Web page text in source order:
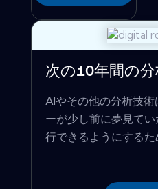
次の10年間の
AIやその他の分析技
ーが少し前に夢見て
行できるようにする